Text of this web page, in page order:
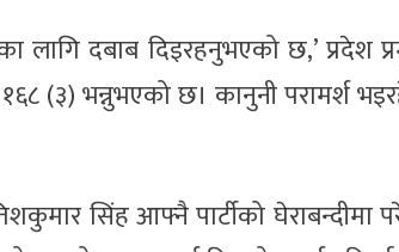
दबाब दिइरहनुभएको छ,’ प्रदेश
(३) भन्नुभएको छ। कानुनी परामर्श
सिंह आफ्नै पार्टीको घेराबन्दीमा